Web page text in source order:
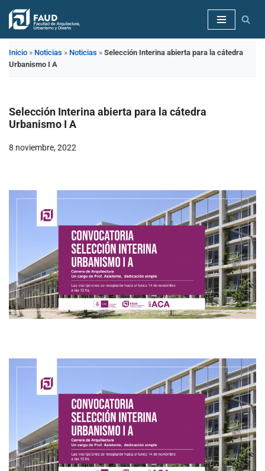
Saltar
contenido
Inicio » Noticias » Noticias » Selección Interina abierta para la cátedra
Urbanismo I A
Selección Interina abierta para la cátedra
Urbanismo I A
8 noviembre, 2022